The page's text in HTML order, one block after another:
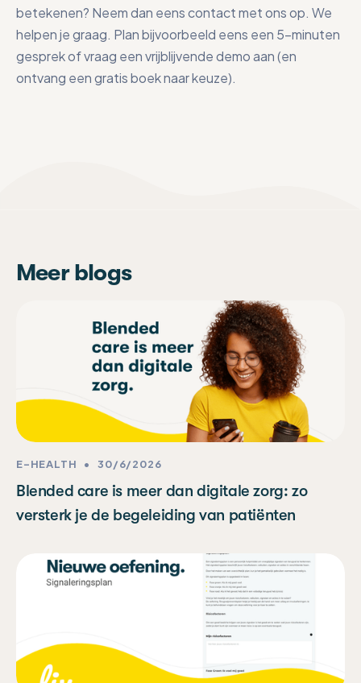
betekenen? Neem dan eens contact met ons op. We
helpen je graag. Plan bijvoorbeeld eens een 5-minuten
gesprek of vraag een vrijblijvende demo aan (en
ontvang een gratis boek naar keuze).
Meer blogs
E-HEALTH • 30/6/2026
Blended care is meer dan digitale zorg: zo
versterk je de begeleiding van patiënten